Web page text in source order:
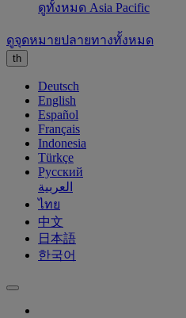
ดูทั้งหมด Asia Pacific
ดูจุดหมายปลายทางทั้งหมด
th
Deutsch
English
Español
Français
Indonesia
Türkçe
Русский
العربية
ไทย
中文
日本語
한국어